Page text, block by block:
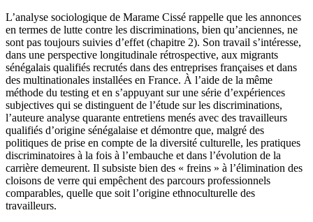
L’analyse sociologique de Marame Cissé rappelle que les annonces
en termes de lutte contre les discriminations, bien qu’anciennes, ne
sont pas toujours suivies d’effet (chapitre 2). Son travail s’intéresse,
dans une perspective longitudinale rétrospective, aux migrants
sénégalais qualifiés recrutés dans des entreprises françaises et dans
des multinationales installées en France. À l’aide de la même
méthode du testing et en s’appuyant sur une série d’expériences
subjectives qui se distinguent de l’étude sur les discriminations,
l’auteure analyse quarante entretiens menés avec des travailleurs
qualifiés d’origine sénégalaise et démontre que, malgré des
politiques de prise en compte de la diversité culturelle, les pratiques
discriminatoires à la fois à l’embauche et dans l’évolution de la
carrière demeurent. Il subsiste bien des « freins » à l’élimination des
cloisons de verre qui empêchent des parcours professionnels
comparables, quelle que soit l’origine ethnoculturelle des
travailleurs.